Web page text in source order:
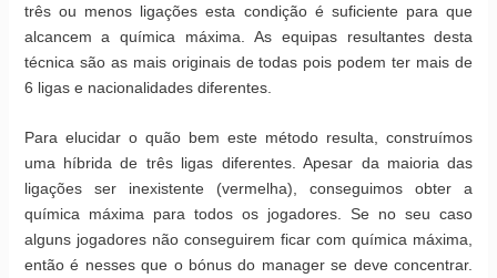
três ou menos ligações esta condição é suficiente para que
alcancem a química máxima. As equipas resultantes desta
técnica são as mais originais de todas pois podem ter mais de
6 ligas e nacionalidades diferentes.
Para elucidar o quão bem este método resulta, construímos
uma híbrida de três ligas diferentes. Apesar da maioria das
ligações ser inexistente (vermelha), conseguimos obter a
química máxima para todos os jogadores. Se no seu caso
alguns jogadores não conseguirem ficar com química máxima,
então é nesses que o bónus do manager se deve concentrar.